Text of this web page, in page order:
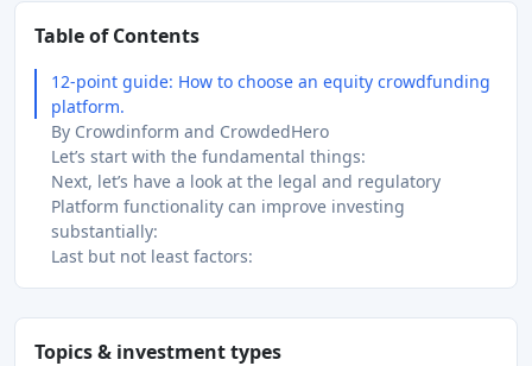
Table of Contents
12-point guide: How to choose an equity crowdfunding
platform.
By Crowdinform and CrowdedHero
Let’s start with the fundamental things:
Next, let’s have a look at the legal and regulatory
Platform functionality can improve investing
substantially:
Last but not least factors:
Topics & investment types